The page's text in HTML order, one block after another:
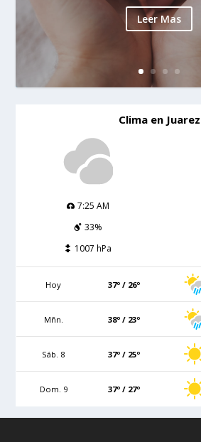
Leer Mas
Clima en Juarez
7:25 AM
33%
1007 hPa
Hoy 37º / 26º
Mñn. 38º / 23º
Sáb. 8 37º / 25º
Dom. 9 37º / 27º